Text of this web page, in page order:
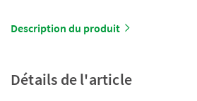
Description du produit
Détails de l'article